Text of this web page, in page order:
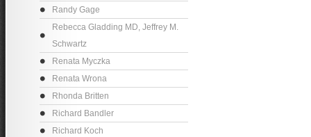
Randy Gage
Rebecca Gladding MD, Jeffrey M.
Schwartz
Renata Myczka
Renata Wrona
Rhonda Britten
Richard Bandler
Richard Koch